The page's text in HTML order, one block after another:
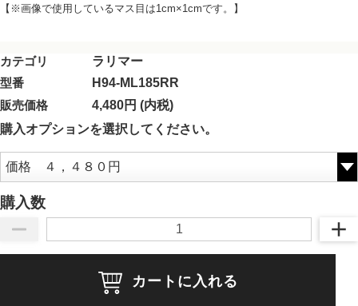
【※画像で使用しているマス目は1cm×1cmです。】
カテゴリ
ラリマー
型番
H94-ML185RR
販売価格
4,480円 (内税)
購入オプションを選択してください。
購入数
カートに入れる